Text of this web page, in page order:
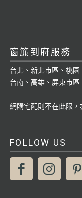
窗簾到府服務
台北、新北市區、桃
台南、高雄、屏東市
網購宅配則不在此限
FOLLOW US